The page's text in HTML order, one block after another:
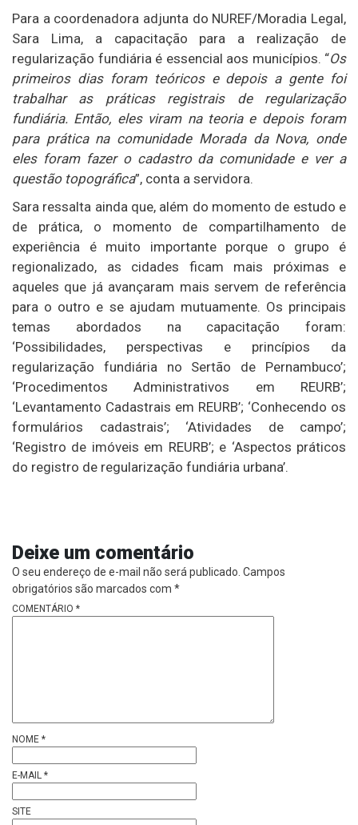
Para a coordenadora adjunta do NUREF/Moradia Legal,
Sara Lima, a capacitação para a realização de
regularização fundiária é essencial aos municípios. “Os
primeiros dias foram teóricos e depois a gente foi
trabalhar as práticas registrais de regularização
fundiária. Então, eles viram na teoria e depois foram
para prática na comunidade Morada da Nova, onde
eles foram fazer o cadastro da comunidade e ver a
questão topográfica”, conta a servidora.
Sara ressalta ainda que, além do momento de estudo e
de prática, o momento de compartilhamento de
experiência é muito importante porque o grupo é
regionalizado, as cidades ficam mais próximas e
aqueles que já avançaram mais servem de referência
para o outro e se ajudam mutuamente. Os principais
temas abordados na capacitação foram:
‘Possibilidades, perspectivas e princípios da
regularização fundiária no Sertão de Pernambuco’;
‘Procedimentos Administrativos em REURB’;
‘Levantamento Cadastrais em REURB’; ‘Conhecendo os
formulários cadastrais’; ‘Atividades de campo’;
‘Registro de imóveis em REURB’; e ‘Aspectos práticos
do registro de regularização fundiária urbana’.
Deixe um comentário
O seu endereço de e-mail não será publicado. Campos
obrigatórios são marcados com *
COMENTÁRIO *
NOME *
E-MAIL *
SITE